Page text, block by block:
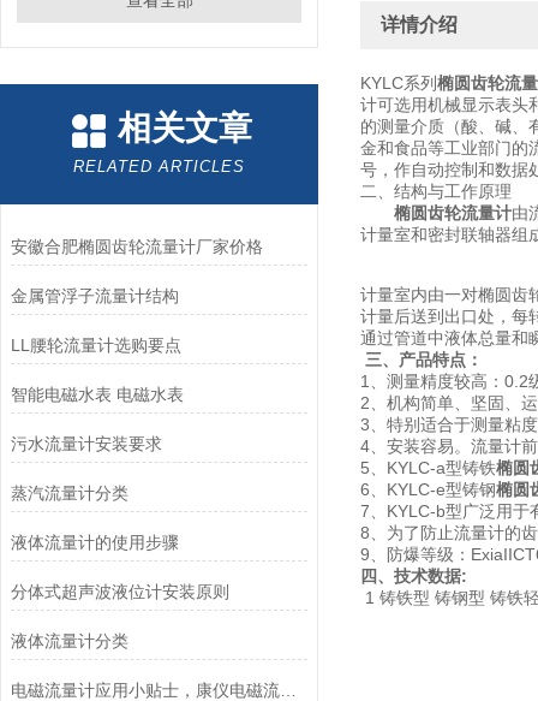
相关文章
RELATED ARTICLES
安徽合肥椭圆齿轮流量计厂家价格
金属管浮子流量计结构
LL腰轮流量计选购要点
智能电磁水表 电磁水表
污水流量计安装要求
蒸汽流量计分类
液体流量计的使用步骤
分体式超声波液位计安装原则
液体流量计分类
电磁流量计应用小贴士，康仪电磁流量计
详情介绍
KYLC系列椭圆齿轮流
计可选用机械显示表头
的测量介质（酸、碱、
金和食品等工业部门的
号，作自动控制和数据
二、结构与工作原理
椭圆齿轮流量计由
计量室和密封联轴器组
计量室内由一对椭圆齿
计量后送到出口处，每
通过管道中液体总量和
三、产品特点：
1、测量精度较高：0.2
2、机构简单、坚固、
3、特别适合于测量粘
4、安装容易。流量计
5、KYLC-a型铸铁椭圆
6、KYLC-e型铸钢椭圆
7、KYLC-b型广泛用于
8、为了防止流量计的
9、防爆等级：
四、技术数据:
1 铸铁型 铸钢型 铸铁